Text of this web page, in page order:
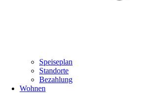
Speiseplan
Standorte
Bezahlung
Wohnen